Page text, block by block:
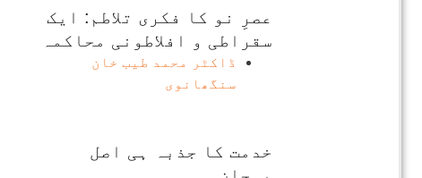
عصرِ نو کا فکری تلاطم: ایک
سقراطی و افلاطونی محاکمہ
ڈاکٹر محمد طیب خان
سنگھانوی
خدمت کا جذبہ ہی اصل